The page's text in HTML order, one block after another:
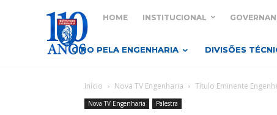
HOME INSTITUCIONAL
GIRO PELA ENGENHARIA DIVISÕES
Início Nova TV Engenharia Título Eminente
Nova TV Engenharia Palestra